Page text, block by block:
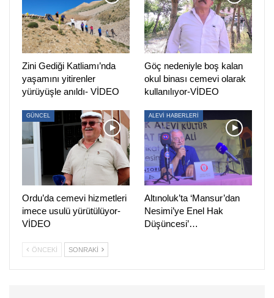
yurttaşlar katıldı.
Forumda, salondaki katılımcılar ile birlikte zoom üzerinden
dahil olan katılımcılara da söz hakkı verildi.
“ALEVİLERİN SÖZÜNÜ, DEMOKRASİ İSTEĞİNİ,
DEMOKRASİ KONFERANSINA TAŞIMAK İSTİYORUZ”
Alevi Dernekleri Federasyonu ve Garip Dede Dergahı
Yönetim Kurulu BaşkanıCelal Fırat, fikir tartışmalarından
korkmamak, özgür bir şekilde konuşmak gerektiğini
vurgulayarak, “Bizler yan yana durup, birbirimizin elini
tutmalıyız. Demokrasi Konferansının güzelliklere yol
açmasını diliyorum” dedi.
DAD Basın Sekreteri Bülent Felekoğlu,Demokrasi
izlediğini ifade ederek şunları kaydetti:
Zini Gediği Katliamı’nda
yaşamını yitirenler
yürüyüşle anıldı- VİDEO
Göç nedeniyle boş kalan
okul binası cemevi olarak
kullanılıyor-VİDEO
GÜNCEL
Ordu’da cemevi hizmetleri
imece usulü yürütülüyor-
VİDEO
ALEVİ HABERLERİ
Altınoluk’ta ‘Mansur’dan
Nesimi’ye Enel Hak
Düşüncesi’…
ÖNCEKI SONRAKI